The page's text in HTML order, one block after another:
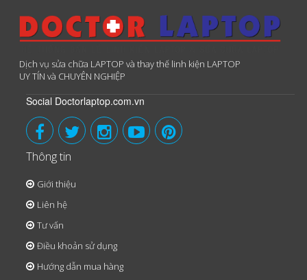
Dịch vụ sửa chữa LAPTOP và thay thế linh kiện LAPTOP
UY TÍN và CHUYÊN NGHIỆP
Social Doctorlaptop.com.vn
Thông tin
Giới thiệu
Liên hệ
Tư vấn
Điều khoản sử dụng
Hướng dẫn mua hàng